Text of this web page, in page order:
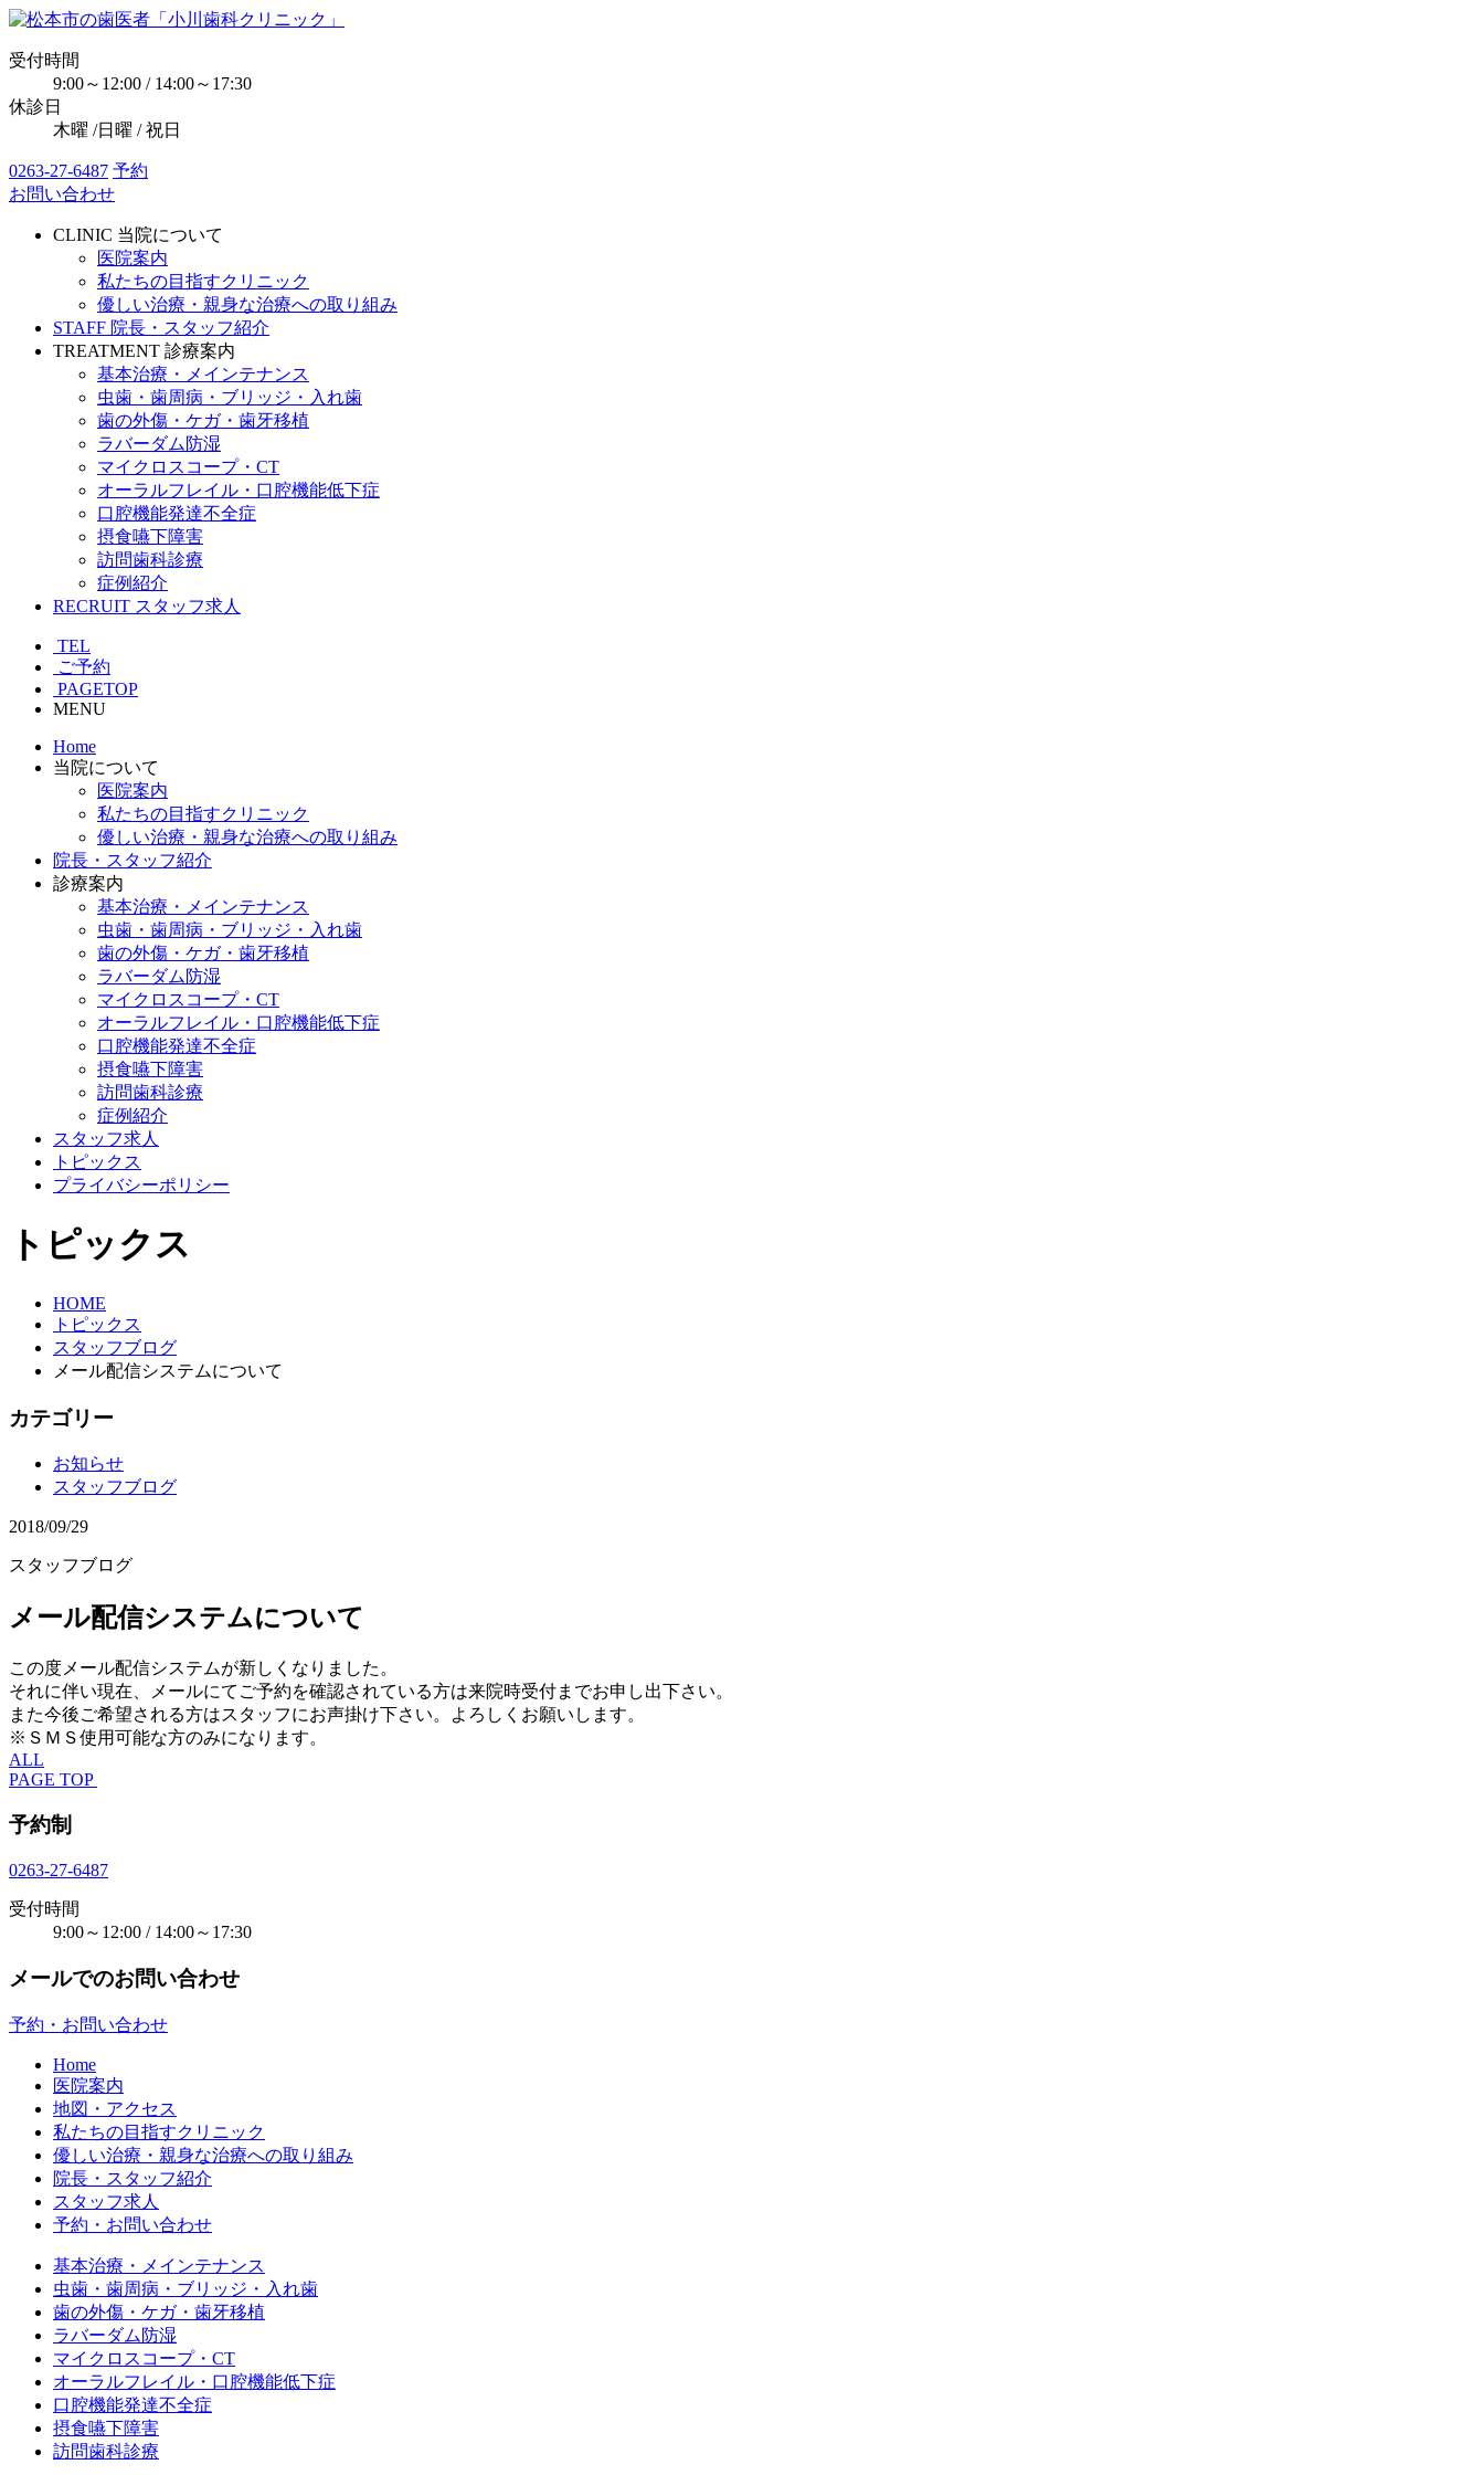
受付時間
9:00～12:00 / 14:00～17:30
休診日
木曜 /日曜 / 祝日
0263-27-6487 予約
お問い合わせ
CLINIC 当院について
医院案内
私たちの目指すクリニック
優しい治療・親身な治療への取り組み
STAFF 院長・スタッフ紹介
TREATMENT 診療案内
基本治療・メインテナンス
虫歯・歯周病・ブリッジ・入れ歯
歯の外傷・ケガ・歯牙移植
ラバーダム防湿
マイクロスコープ・CT
オーラルフレイル・口腔機能低下症
口腔機能発達不全症
摂食嚥下障害
訪問歯科診療
症例紹介
RECRUIT スタッフ求人
TEL
ご予約
PAGETOP
MENU
Home
当院について
医院案内
私たちの目指すクリニック
優しい治療・親身な治療への取り組み
院長・スタッフ紹介
診療案内
基本治療・メインテナンス
虫歯・歯周病・ブリッジ・入れ歯
歯の外傷・ケガ・歯牙移植
ラバーダム防湿
マイクロスコープ・CT
オーラルフレイル・口腔機能低下症
口腔機能発達不全症
摂食嚥下障害
訪問歯科診療
症例紹介
スタッフ求人
トピックス
プライバシーポリシー
トピックス
HOME
トピックス
スタッフブログ
メール配信システムについて
カテゴリー
お知らせ
スタッフブログ
2018/09/29
スタッフブログ
メール配信システムについて
この度メール配信システムが新しくなりました。
それに伴い現在、メールにてご予約を確認されている方は来院時受付までお申し出下さい。
また今後ご希望される方はスタッフにお声掛け下さい。よろしくお願いします。
※ＳＭＳ使用可能な方のみになります。
ALL
PAGE TOP
予約制
0263-27-6487
受付時間
9:00～12:00 / 14:00～17:30
メールでのお問い合わせ
予約・お問い合わせ
Home
医院案内
地図・アクセス
私たちの目指すクリニック
優しい治療・親身な治療への取り組み
院長・スタッフ紹介
スタッフ求人
予約・お問い合わせ
基本治療・メインテナンス
虫歯・歯周病・ブリッジ・入れ歯
歯の外傷・ケガ・歯牙移植
ラバーダム防湿
マイクロスコープ・CT
オーラルフレイル・口腔機能低下症
口腔機能発達不全症
摂食嚥下障害
訪問歯科診療